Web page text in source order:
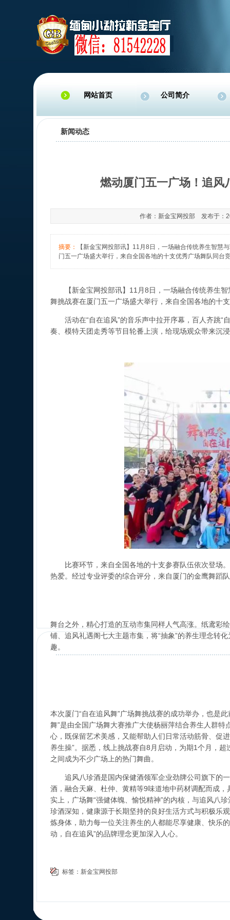
网站首页 公司简介
新闻动态
燃动厦门五一广场！追风
作者：新金宝网投部 发布于：
摘要：
【新金宝网投部讯】11月8日，一场融合传统养生智
门五一广场盛大举行，来自全国各地的十支优秀广场舞队同台
【新金宝网投部讯】11月8日，一场融合传统养生
舞挑战赛在厦门五一广场盛大举行，来自全国各地的十
活动在“自在追风”的音乐声中拉开序幕，百人齐跳
奏、模特天团走秀等节目轮番上演，给现场观众带来沉
比赛环节，来自全国各地的十支参赛队伍依次登场
热爱。经过专业评委的综合评分，来自厦门的金鹰舞蹈
舞台之外，精心打造的互动市集同样人气高涨。纸鸢彩
铺、追风礼遇阁七大主题市集，将“抽象”的养生理念转
趣。
本次厦门“自在追风舞”广场舞挑战赛的成功举办，也是
舞”是由全国广场舞大赛推广大使杨丽萍结合养生人群
心，既保留艺术美感，又能帮助人们日常活动筋骨、促
养生操”。据悉，线上挑战赛自8月启动，为期1个月，
之间成为不少广场上的热门舞曲。
追风八珍酒是国内保健酒领军企业劲牌公司旗下的
酒，融合天麻、杜仲、黄精等9味道地中药材调配而成
实上，广场舞“强健体魄、愉悦精神”的内核，与追风八
珍酒深知，健康源于长期坚持的良好生活方式与积极乐
炼身体，助力每一位关注养生的人都能尽享健康、快乐
动，自在追风”的品牌理念更加深入人心。
标签： 新金宝网投部